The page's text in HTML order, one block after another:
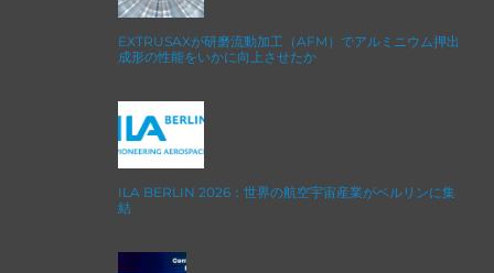
EXTRUSAXが研磨流動加工（AFM）でアルミニウム押出
成形の性能をいかに向上させたか
ILA BERLIN 2026：世界の航空宇宙産業がベルリンに集
結